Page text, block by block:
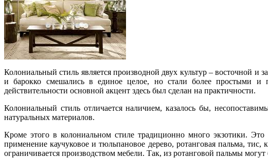
Колониальный стиль является производной двух культур – восточной
и барокко смешались в единое целое, но стали более простыми и
действительности основной акцент здесь был сделан на практичности.
Колониальный стиль отличается наличием, казалось бы,
натуральных материалов.
Кроме этого в колониальном стиле традиционно много экзотики.
применение каучуковое и тюльпановое дерево, ротанговая пальма,
ограничивается производством мебели. Так, из ротанговой пальмы